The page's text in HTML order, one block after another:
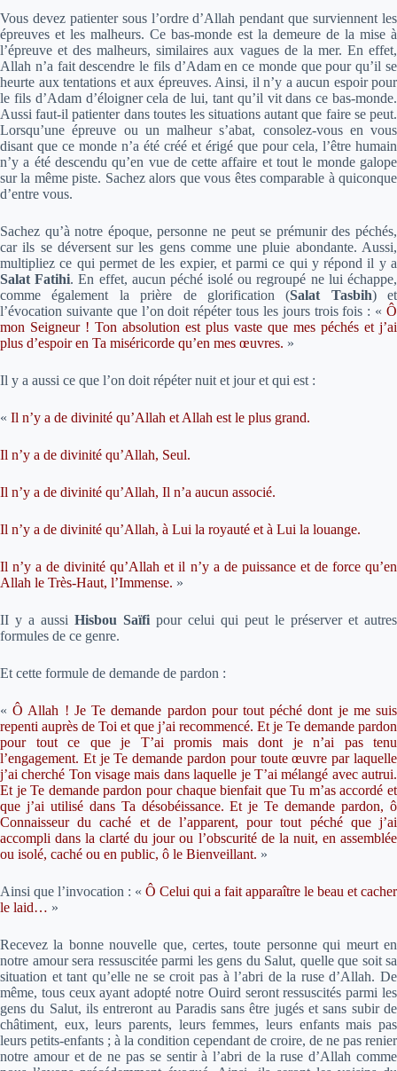
Vous devez patienter sous l’ordre d’Allah pendant que surviennent les
épreuves et les malheurs. Ce bas-monde est la demeure de la mise à
l’épreuve et des malheurs, similaires aux vagues de la mer. En effet,
Allah n’a fait descendre le fils d’Adam en ce monde que pour qu’il se
heurte aux tentations et aux épreuves. Ainsi, il n’y a aucun espoir pour
le fils d’Adam d’éloigner cela de lui, tant qu’il vit dans ce bas-monde.
Aussi faut-il patienter dans toutes les situations autant que faire se peut.
Lorsqu’une épreuve ou un malheur s’abat, consolez-vous en vous
disant que ce monde n’a été créé et érigé que pour cela, l’être humain
n’y a été descendu qu’en vue de cette affaire et tout le monde galope
sur la même piste. Sachez alors que vous êtes comparable à quiconque
d’entre vous.
Sachez qu’à notre époque, personne ne peut se prémunir des péchés,
car ils se déversent sur les gens comme une pluie abondante. Aussi,
multipliez ce qui permet de les expier, et parmi ce qui y répond il y a
Salat Fatihi. En effet, aucun péché isolé ou regroupé ne lui échappe,
comme également la prière de glorification (Salat Tasbih) et
l’évocation suivante que l’on doit répéter tous les jours trois fois : « Ô
mon Seigneur ! Ton absolution est plus vaste que mes péchés et j’ai
plus d’espoir en Ta miséricorde qu’en mes œuvres. »
Il y a aussi ce que l’on doit répéter nuit et jour et qui est :
« Il n’y a de divinité qu’Allah et Allah est le plus grand.
Il n’y a de divinité qu’Allah, Seul.
Il n’y a de divinité qu’Allah, Il n’a aucun associé.
Il n’y a de divinité qu’Allah, à Lui la royauté et à Lui la louange.
Il n’y a de divinité qu’Allah et il n’y a de puissance et de force qu’en
Allah le Très-Haut, l’Immense. »
II y a aussi Hisbou Saïfi pour celui qui peut le préserver et autres
formules de ce genre.
Et cette formule de demande de pardon :
« Ô Allah ! Je Te demande pardon pour tout péché dont je me suis
repenti auprès de Toi et que j’ai recommencé. Et je Te demande pardon
pour tout ce que je T’ai promis mais dont je n’ai pas tenu
l’engagement. Et je Te demande pardon pour toute œuvre par laquelle
j’ai cherché Ton visage mais dans laquelle je T’ai mélangé avec autrui.
Et je Te demande pardon pour chaque bienfait que Tu m’as accordé et
que j’ai utilisé dans Ta désobéissance. Et je Te demande pardon, ô
Connaisseur du caché et de l’apparent, pour tout péché que j’ai
accompli dans la clarté du jour ou l’obscurité de la nuit, en assemblée
ou isolé, caché ou en public, ô le Bienveillant. »
Ainsi que l’invocation : « Ô Celui qui a fait apparaître le beau et cacher
le laid… »
Recevez la bonne nouvelle que, certes, toute personne qui meurt en
notre amour sera ressuscitée parmi les gens du Salut, quelle que soit sa
situation et tant qu’elle ne se croit pas à l’abri de la ruse d’Allah. De
même, tous ceux ayant adopté notre Ouird seront ressuscités parmi les
gens du Salut, ils entreront au Paradis sans être jugés et sans subir de
châtiment, eux, leurs parents, leurs femmes, leurs enfants mais pas
leurs petits-enfants ; à la condition cependant de croire, de ne pas renier
notre amour et de ne pas se sentir à l’abri de la ruse d’Allah comme